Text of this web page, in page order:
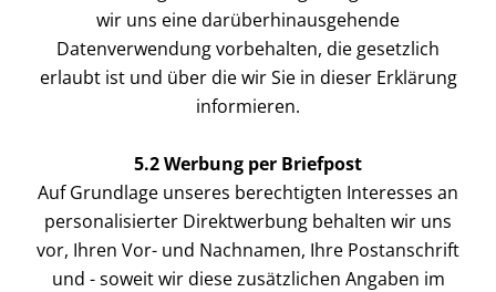
wir uns eine darüberhinausgehende
Datenverwendung vorbehalten, die gesetzlich
erlaubt ist und über die wir Sie in dieser Erklärung
informieren.
5.2 Werbung per Briefpost
Auf Grundlage unseres berechtigten Interesses an
personalisierter Direktwerbung behalten wir uns
vor, Ihren Vor- und Nachnamen, Ihre Postanschrift
und - soweit wir diese zusätzlichen Angaben im